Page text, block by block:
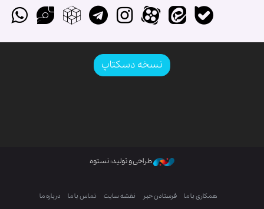
نسخه دسکتاپ
طراحی و تولید: نستوه
همکاری با ما فرستادن خبر نقشه سایت تماس با ما درباره ما